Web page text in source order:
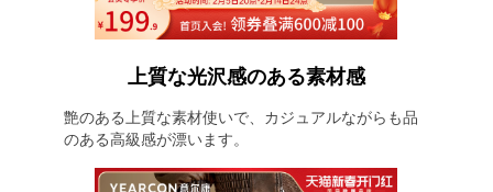
上質な光沢感のある素材感
艶のある上質な素材使いで、カジュアルながらも品
のある高級感が漂います。